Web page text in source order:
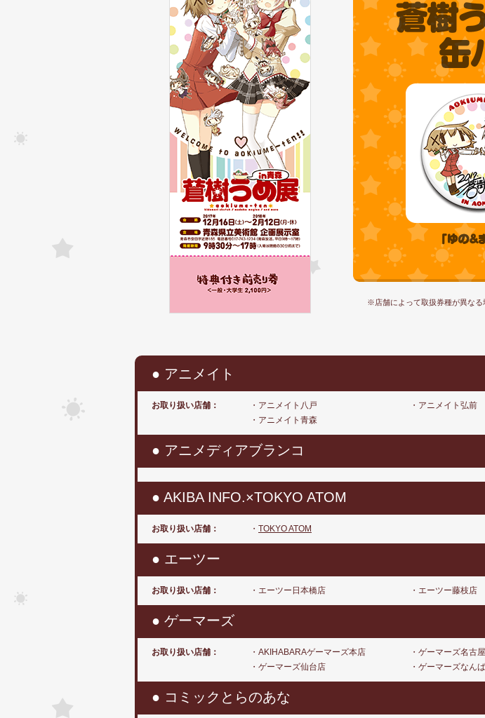
※店舗によって取扱券種が異なる
● アニメイト
お取り扱い店舗：
・アニメイト八戸
・アニメイト青森
・アニメイト弘前
● アニメディアブランコ
● AKIBA INFO.×TOKYO ATOM
お取り扱い店舗： ・ TOKYO ATOM
● エーツー
お取り扱い店舗： ・エーツー日本橋店 ・エーツー藤枝店
● ゲーマーズ
お取り扱い店舗：
・AKIHABARAゲーマーズ本店
・ゲーマーズ仙台店
・ゲーマーズ名古
・ゲーマーズなん
● コミックとらのあな